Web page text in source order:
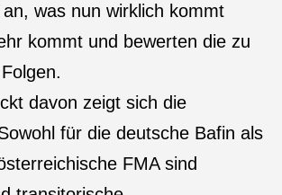
was nun wirklich kommt
kommt und bewerten die zu
davon zeigt sich die
für die deutsche Bafin als
FMA sind